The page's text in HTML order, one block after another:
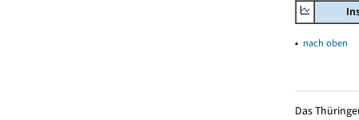
▴ nach oben
Das